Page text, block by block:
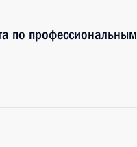
по профессиональным